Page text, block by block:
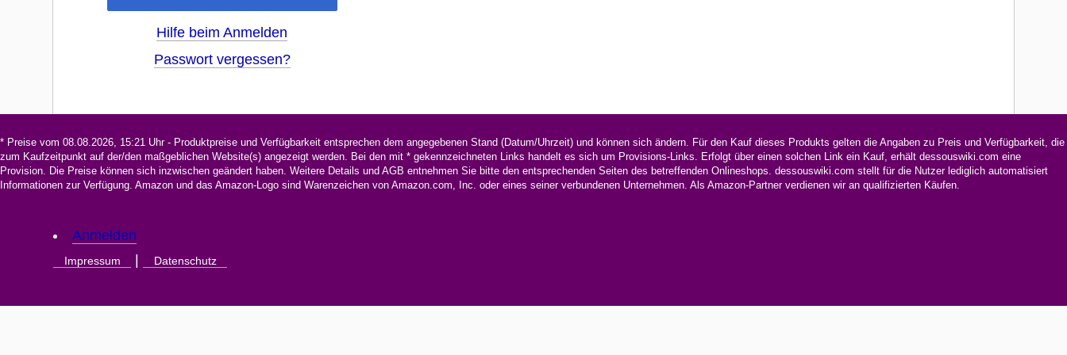
Hilfe beim Anmelden
Passwort vergessen?
* Preise vom 08.08.2026, 15:21 Uhr - Produktpreise und Verfügbarkeit entsprechen dem angegebenen Stand (Datum/Uhrzeit) und können sich ändern. Für den Kauf dieses Produkts gelten die Angaben zu Preis und Verfügbarkeit, die
zum Kaufzeitpunkt auf der/den maßgeblichen Website(s) angezeigt werden. Bei den mit * gekennzeichneten Links handelt es sich um Provisions-Links. Erfolgt über einen solchen Link ein Kauf, erhält dessouswiki.com eine
Provision. Die Preise können sich inzwischen geändert haben. Weitere Details und AGB entnehmen Sie bitte den entsprechenden Seiten des betreffenden Onlineshops. dessouswiki.com stellt für die Nutzer lediglich automatisiert
Informationen zur Verfügung. Amazon und das Amazon-Logo sind Warenzeichen von Amazon.com, Inc. oder eines seiner verbundenen Unternehmen. Als Amazon-Partner verdienen wir an qualifizierten Käufen.
Anmelden
Impressum Datenschutz